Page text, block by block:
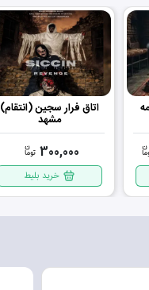
اتاق فرار سجین (انتقام)
مشهد
300,000
خرید بلیط